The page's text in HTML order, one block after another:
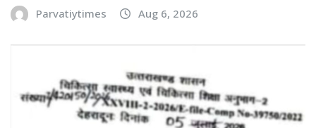
Parvatiytimes Aug 6, 2026